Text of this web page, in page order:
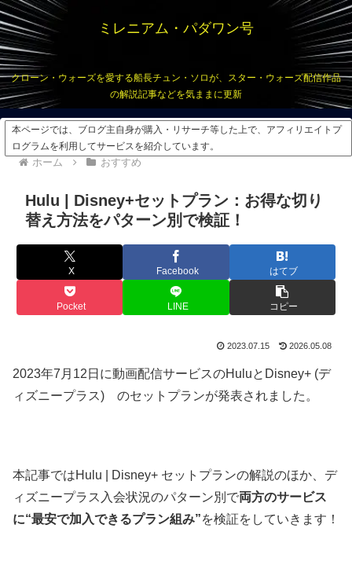
ミレニアム・パダワン号
クローン・ウォーズを愛する船長チュン・ソロが、スター・ウォーズ配信作品
の解説記事などを気ままに更新
本ページでは、ブログ主自身が購入・リサーチ等した上で、アフィリエイトプ
ログラムを利用してサービスを紹介しています。
ホーム おすすめ
Hulu | Disney+セットプラン：お得な切り
替え方法をパターン別で検証！
X Facebook はてブ
Pocket LINE コピー
2023.07.15 2026.05.08
2023年7月12日に動画配信サービスのHuluとDisney+ (デ
ィズニープラス) のセットプランが発表されました。
本記事ではHulu | Disney+ セットプランの解説のほか、デ
ィズニープラス入会状況のパターン別で両方のサービス
に“最安で加入できるプラン組み”を検証をしていきます！